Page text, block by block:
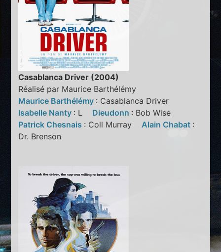
Casablanca Driver (2004)
Réalisé par Maurice Barthélémy
Maurice Barthélémy : Casablanca Driver
Isabelle Nanty : L Dieudonn : Bob Wise
Patrick Chesnais : Coll Murray Alain Chabat :
Dr. Brenson